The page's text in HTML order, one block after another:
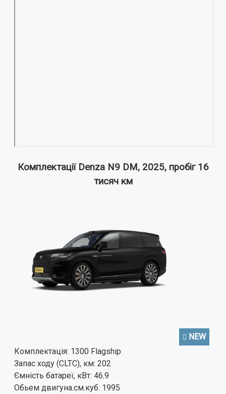
Комплектації Denza N9 DM, 2025, пробіг 16
тисяч км
NEW
Комплектація: 1300 Flagship
Запас ходу (CLTC), км: 202
Ємність батареї, кВт: 46.9
Обьем двигуна.см.куб: 1995